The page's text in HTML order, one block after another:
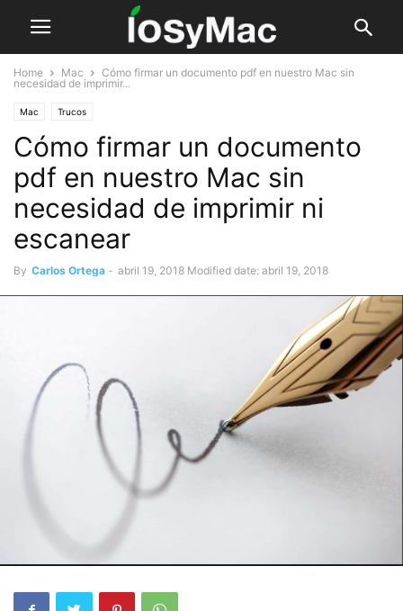
Home Mac
Cómo firmar un documento pdf en nuestro Mac sin
necesidad de imprimir...
Mac Trucos
Cómo firmar un documento
pdf en nuestro Mac sin
necesidad de imprimir ni
escanear
By Carlos Ortega - abril 19, 2018 Modified date: abril 19, 2018